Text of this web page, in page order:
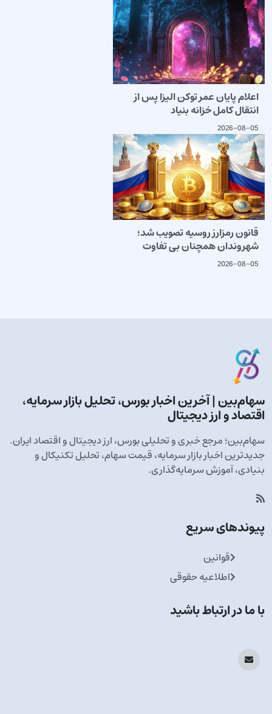
اعلام پایان عمر توکن الیزا پس از
انتقال کامل خزانه بنیاد
2026-08-05
قانون رمزارز روسیه تصویب شد؛
شهروندان همچنان بی تفاوت
2026-08-05
سهام‌بین | آخرین اخبار بورس، تحلیل بازار سرمایه،
اقتصاد و ارز دیجیتال
سهام‌بین؛ مرجع خبری و تحلیلی بورس، ارز دیجیتال و اقتصاد ایران.
جدیدترین اخبار بازار سرمایه، قیمت سهام، تحلیل تکنیکال و
بنیادی، آموزش سرمایه‌گذاری.
پیوندهای سریع
قوانین
اطلاعیه حقوقی
با ما در ارتباط باشید